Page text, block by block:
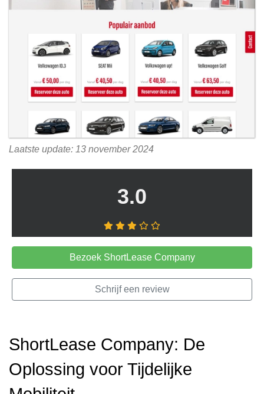
Laatste update: 13 november 2024
3.0
Bezoek ShortLease Company
Schrijf een review
ShortLease Company: De
Oplossing voor Tijdelijke